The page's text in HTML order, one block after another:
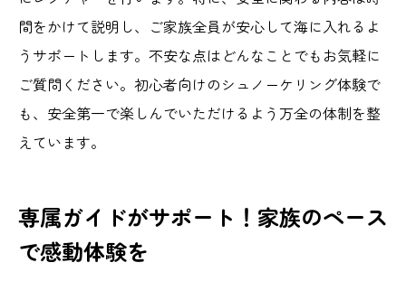
間をかけて説明し、ご家族全員が安心して海に入れるよ
うサポートします。不安な点はどんなことでもお気軽に
ご質問ください。初心者向けのシュノーケリング体験で
も、安全第一で楽しんでいただけるよう万全の体制を整
えています。
専属ガイドがサポート！家族のペース
で感動体験を